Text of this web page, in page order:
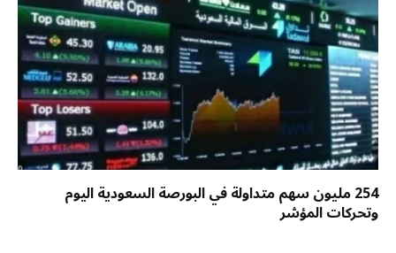
254 مليون سهم متداولة في البورصة السعودية اليوم
وتحركات المؤشر